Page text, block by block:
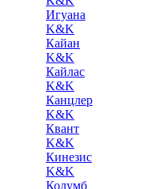
Игуана
K&K
Кайан
K&K
Кайлас
K&K
Канцлер
K&K
Квант
K&K
Кинезис
K&K
Колумб